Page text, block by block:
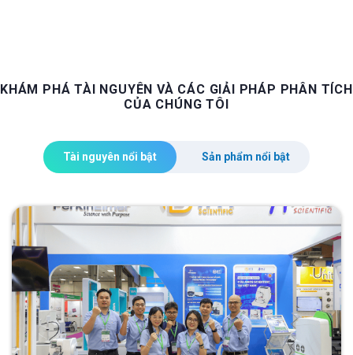
KHÁM PHÁ TÀI NGUYÊN VÀ CÁC GIẢI PHÁP PHÂN TÍCH
CỦA CHÚNG TÔI
Tài nguyên nổi bật Sản phẩm nổi bật